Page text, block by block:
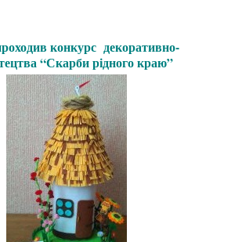
конкурс декоративно-
“Скарби рідного краю”